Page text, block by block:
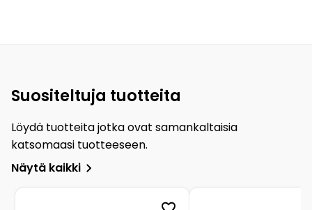
Suositeltuja tuotteita
Löydä tuotteita jotka ovat samankaltaisia
katsomaasi tuotteeseen.
Näytä kaikki